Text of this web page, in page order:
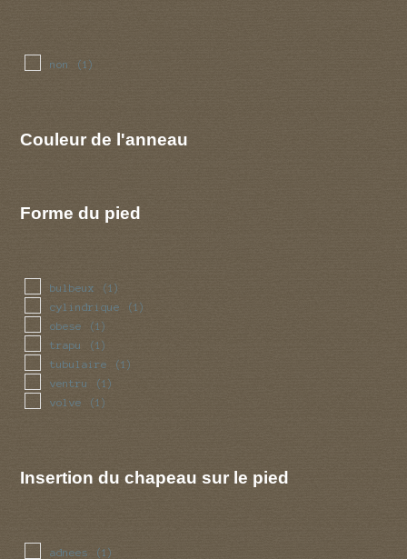
non (1)
Couleur de l'anneau
Forme du pied
bulbeux (1)
cylindrique (1)
obese (1)
trapu (1)
tubulaire (1)
ventru (1)
volve (1)
Insertion du chapeau sur le pied
adnees (1)